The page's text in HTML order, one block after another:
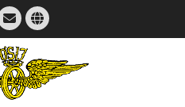
E-
mail
Webbplats